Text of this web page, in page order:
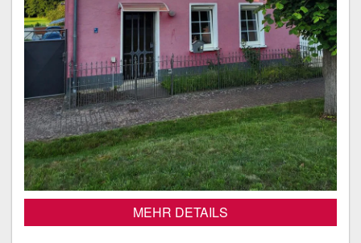
MEHR DETAILS